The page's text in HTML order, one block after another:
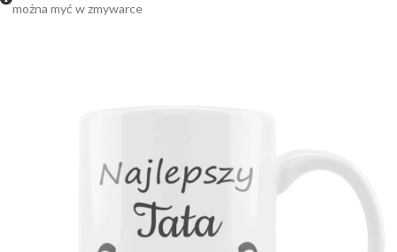
można myć w zmywarce